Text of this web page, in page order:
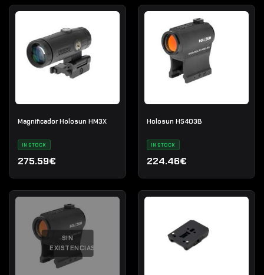
Magnificador Holosun HM3X
IN STOCK
275.59€
Holosun HS403B
IN STOCK
224.46€
SIN
EXISTENCIAS